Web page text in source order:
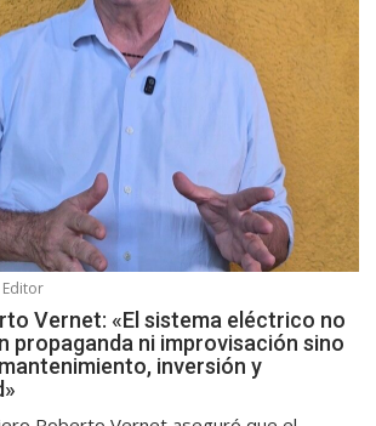
Editor
Vernet: «El sistema eléctrico no
propaganda ni improvisación sino
inversión y